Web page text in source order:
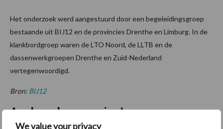
We value your privacy
Het onderzoek werd aangestuurd door een begeleidingsgroep
bestaande uit BIJ12 en de provincies Drenthe en Limburg. In de
klankbordgroep waren de LTO Noord, de LLTB en de
dassenwerkgroepen Drenthe en Zuid-Nederland
vertegenwoordigd.
Bron: BIJ12
Aanbevolen voor jou!